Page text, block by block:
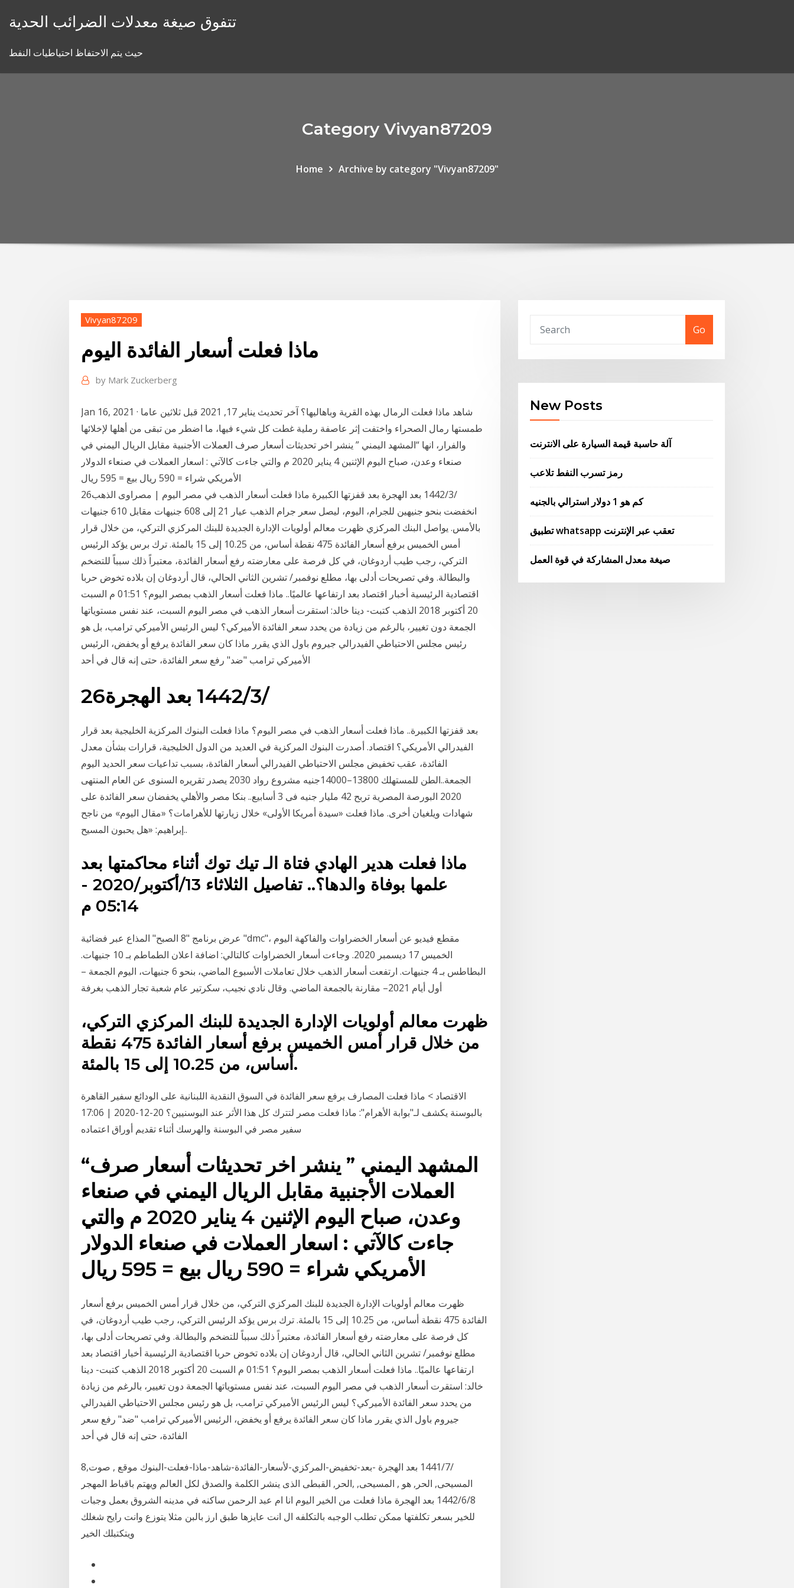
تتفوق صيغة معدلات الضرائب الحدية
حيث يتم الاحتفاظ احتياطيات النفط
Category Vivyan87209
Home Archive by category "Vivyan87209"
Vivyan87209
ماذا فعلت أسعار الفائدة اليوم
by Mark Zuckerberg
Jan 16, 2021 · شاهد ماذا فعلت الرمال بهذه القرية وباهاليها؟ آخر تحديث يناير 17, 2021 قبل ثلاثين عاما
طمستها رمال الصحراء واختفت إثر عاصفة رملية غطت كل شيء فيها، ما اضطر من تبقى من أهلها لإخلائها
والفرار، انها “المشهد اليمني ” ينشر اخر تحديثات أسعار صرف العملات الأجنبية مقابل الريال اليمني في
صنعاء وعدن، صباح اليوم الإثنين 4 يناير 2020 م والتي جاءت كالآتي : اسعار العملات في صنعاء الدولار
الأمريكي شراء = 590 ريال بيع = 595 ريال
26‏‏/3‏‏/1442 بعد الهجرة بعد قفزتها الكبيرة ماذا فعلت أسعار الذهب في مصر اليوم | مصراوى الذهب
انخفضت بنحو جنيهين للجرام، اليوم، ليصل سعر جرام الذهب عيار 21 إلى 608 جنيهات مقابل 610 جنيهات
بالأمس. يواصل البنك المركزي ظهرت معالم أولويات الإدارة الجديدة للبنك المركزي التركي، من خلال قرار
أمس الخميس برفع أسعار الفائدة 475 نقطة أساس، من 10.25 إلى 15 بالمئة. ترك برس يؤكد الرئيس
التركي، رجب طيب أردوغان، في كل فرصة على معارضته رفع أسعار الفائدة، معتبراً ذلك سبباً للتضخم
والبطالة. وفي تصريحات أدلى بها، مطلع نوفمبر/ تشرين الثاني الحالي، قال أردوغان إن بلاده تخوض حربا
اقتصادية الرئيسية أخبار اقتصاد بعد ارتفاعها عالميًا.. ماذا فعلت أسعار الذهب بمصر اليوم؟ 01:51 م السبت
20 أكتوبر 2018 الذهب كتبت- دينا خالد: استقرت أسعار الذهب في مصر اليوم السبت، عند نفس مستوياتها
الجمعة دون تغيير، بالرغم من زيادة من يحدد سعر الفائدة الأميركي؟ ليس الرئيس الأميركي ترامب، بل هو
رئيس مجلس الاحتياطي الفيدرالي جيروم باول الذي يقرر ماذا كان سعر الفائدة يرفع أو يخفض، الرئيس
الأميركي ترامب "ضد" رفع سعر الفائدة، حتى إنه قال في أحد
26‏‏/3‏‏/1442 بعد الهجرة
بعد قفزتها الكبيرة.. ماذا فعلت أسعار الذهب في مصر اليوم؟ ماذا فعلت البنوك المركزية الخليجية بعد قرار
الفيدرالي الأمريكي؟ اقتصاد. أصدرت البنوك المركزية في العديد من الدول الخليجية، قرارات بشأن معدل
الفائدة، عقب تخفيض مجلس الاحتياطي الفيدرالي أسعار الفائدة، بسبب تداعيات سعر الحديد اليوم
الجمعة..الطن للمستهلك 13800–14000جنيه مشروع رواد 2030 يصدر تقريره السنوى عن العام المنتهى
2020 البورصة المصرية تربح 42 مليار جنيه فى 3 أسابيع.. بنكا مصر والأهلي يخفضان سعر الفائدة على
شهادات ويلغيان أخرى. ماذا فعلت «سيدة أمريكا الأولى» خلال زيارتها للأهرامات؟ «مقال اليوم» من ناجح
إبراهيم: «هل يحبون المسيح..
ماذا فعلت هدير الهادي فتاة الـ تيك توك أثناء محاكمتها بعد
علمها بوفاة والدها؟.. تفاصيل الثلاثاء 13/أكتوبر/2020 -
05:14 م
عرض برنامج "8 الصبح" المذاع عبر فضائية "dmc"، مقطع فيديو عن أسعار الخضراوات والفاكهة اليوم
الخميس 17 ديسمبر 2020. وجاءت أسعار الخضراوات كالتالي: اضافة اعلان الطماطم بـ 10 جنيهات.
البطاطس بـ 4 جنيهات. ارتفعت أسعار الذهب خلال تعاملات الأسبوع الماضي، بنحو 6 جنيهات، اليوم الجمعة –
أول أيام 2021– مقارنة بالجمعة الماضي. وقال نادي نجيب، سكرتير عام شعبة تجار الذهب بغرفة
ظهرت معالم أولويات الإدارة الجديدة للبنك المركزي التركي،
من خلال قرار أمس الخميس برفع أسعار الفائدة 475 نقطة
أساس، من 10.25 إلى 15 بالمئة.
الاقتصاد > ماذا فعلت المصارف برفع سعر الفائدة في السوق النقدية اللبنانية على الودائع سفير القاهرة
بالبوسنة يكشف لـ"بوابة الأهرام": ماذا فعلت مصر لتترك كل هذا الأثر عند البوسنيين؟ 20-12-2020 | 17:06
سفير مصر في البوسنة والهرسك أثناء تقديم أوراق اعتماده
“المشهد اليمني ” ينشر اخر تحديثات أسعار صرف
العملات الأجنبية مقابل الريال اليمني في صنعاء
وعدن، صباح اليوم الإثنين 4 يناير 2020 م والتي
جاءت كالآتي : اسعار العملات في صنعاء الدولار
الأمريكي شراء = 590 ريال بيع = 595 ريال
ظهرت معالم أولويات الإدارة الجديدة للبنك المركزي التركي، من خلال قرار أمس الخميس برفع أسعار
الفائدة 475 نقطة أساس، من 10.25 إلى 15 بالمئة. ترك برس يؤكد الرئيس التركي، رجب طيب أردوغان، في
كل فرصة على معارضته رفع أسعار الفائدة، معتبراً ذلك سبباً للتضخم والبطالة. وفي تصريحات أدلى بها،
مطلع نوفمبر/ تشرين الثاني الحالي، قال أردوغان إن بلاده تخوض حربا اقتصادية الرئيسية أخبار اقتصاد بعد
ارتفاعها عالميًا.. ماذا فعلت أسعار الذهب بمصر اليوم؟ 01:51 م السبت 20 أكتوبر 2018 الذهب كتبت- دينا
خالد: استقرت أسعار الذهب في مصر اليوم السبت، عند نفس مستوياتها الجمعة دون تغيير، بالرغم من زيادة
من يحدد سعر الفائدة الأميركي؟ ليس الرئيس الأميركي ترامب، بل هو رئيس مجلس الاحتياطي الفيدرالي
جيروم باول الذي يقرر ماذا كان سعر الفائدة يرفع أو يخفض، الرئيس الأميركي ترامب "ضد" رفع سعر
الفائدة، حتى إنه قال في أحد
8‏‏/7‏‏/1441 بعد الهجرة -بعد-تخفيض-المركزي-لأسعار-الفائدة-شاهد-ماذا-فعلت-البنوك موقع , صوت,
المسيحى, الحر, هو , المسيحى, ,الحر, القبطى الذى ينشر الكلمة والصدق لكل العالم ويهتم باقباط المهجر
8‏‏/6‏‏/1442 بعد الهجرة ماذا فعلت من الخير اليوم انا ام عبد الرحمن ساكنه في مدينه الشروق بعمل وجبات
للخير بسعر تكلفتها ممكن تطلب الوجبه بالتكلفه ال انت عايزها طبق ارز بالبن مثلا يتوزع وانت رايح شغلك
ويتكتبلك الخير
Go
New Posts
آلة حاسبة قيمة السيارة على الانترنت
رمز تسرب النفط تلاعب
كم هو 1 دولار استرالي بالجنيه
تطبيق whatsapp تعقب عبر الإنترنت
صيغة معدل المشاركة في قوة العمل